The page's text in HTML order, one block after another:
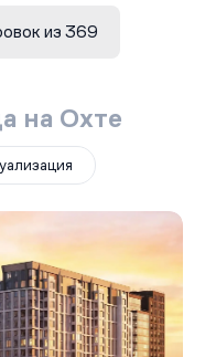
из 369
на Охте